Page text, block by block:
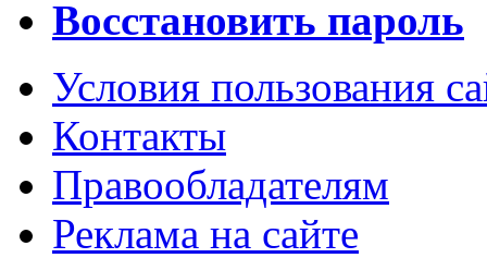
Восстановить пароль
Условия пользования
Контакты
Правообладателям
Реклама на сайте